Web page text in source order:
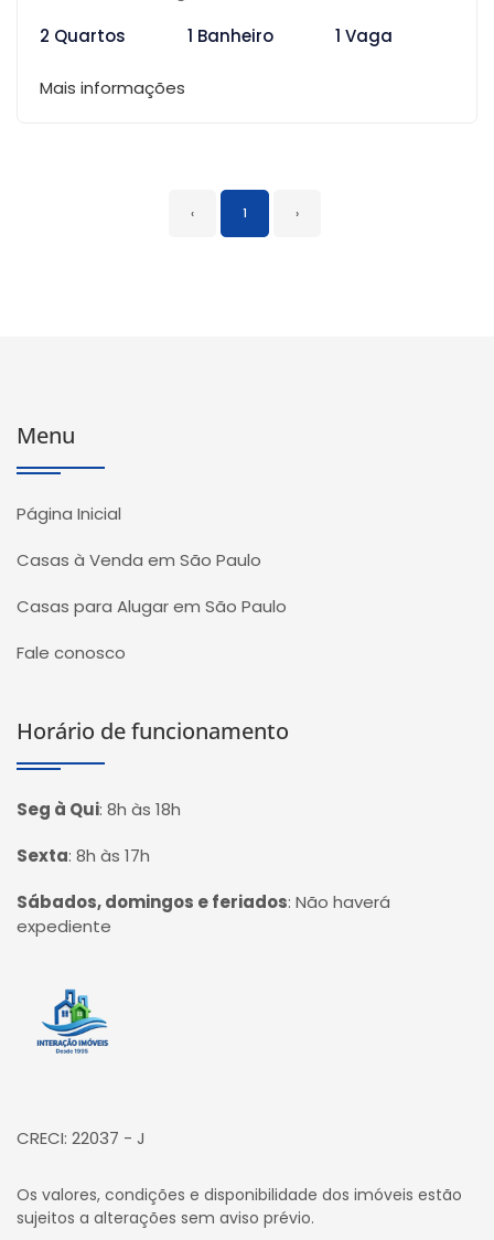
2 Quartos
1 Banheiro 1 Vaga
Mais informações
‹ 1 ›
Menu
Página Inicial
Casas à Venda em São Paulo
Casas para Alugar em São Paulo
Fale conosco
Horário de funcionamento
Seg à Qui: 8h às 18h
Sexta: 8h às 17h
Sábados, domingos e feriados: Não haverá
expediente
Página inicial
CRECI: 22037 - J
Os valores, condições e disponibilidade dos imóveis estão
sujeitos a alterações sem aviso prévio.